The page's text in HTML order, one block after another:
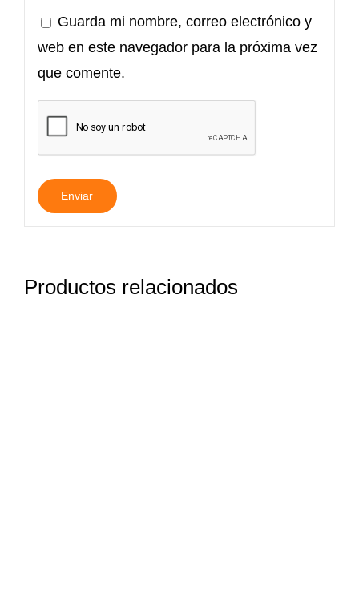
Guarda mi nombre, correo electrónico y
web en este navegador para la próxima vez
que comente.
Productos relacionados